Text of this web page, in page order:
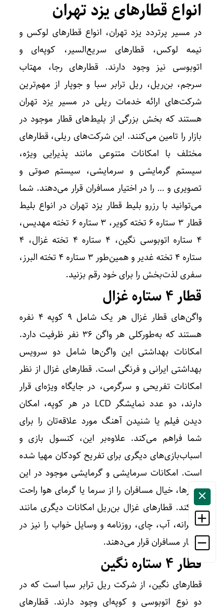
انواع قطارهای یزد تهران
در مسیر پرتردد یزد تهران، انواع قطار‌های لوکس و
نیمه لوکس، قطارهای سریع‌السیر، کوپه‌ای و
اتوبوسی نیز وجود دارند. قطارهای رجا، مهتاب
سرجم، بن‌ریل، ریل ترابر سبا و جوپار از مهم‌ترین
شرکت‌های ارائه خدمات ریلی در مسیر یزد تهران
هستند که بخش بزرگی از بلیط‌های قطار موجود در
بازار را تامین می‌کنند. این شرکت‌های ریلی، قطارهای
مختلف با امکانات متنوعی مانند پذیرایی ویژه،
سیستم گرمایشی و سرمایشی، سیستم صوتی‌ و
تصویری و … را در اختیار مسافران قرار می‌دهند. شما
می‌توانید با رزرو بلیط قطار یزد تهران در انواع بلیط
قطار 3 ستاره ۶ تخته کویر، ۳ ستاره ۶ تخته مهدیس،
۴ ستاره اتوبوسی نگین، 4 ستاره ۴ تخته غزال، ۴
ستاره ۴ تخته غدیر و همین‌طور ۳ ستاره ۴ تخته البرز،
سفری لذت‌بخش را برای خود رقم بزنید.
قطار ۴ ستاره غزال
واگن‌های قطار غزال هر یک شامل ۹ کوپه ۴ نفره
هستند که به‌طورکلی هر واگن ۳۶ نفر ظرفیت دارد.
امکانات بهداشتی این واگن‌ها شامل دو سرویس
بهداشتی ایرانی و فرنگی است. قطارهای غزال از نظر
امکانات تفریحی و سرگرمی، در جایگاه ویژه‌ای قرار
دارند، دو عدد نمایشگر LCD در هر کوپه، امکان
دیدن فیلم یا شنیدن آهنگ مورد علاقه‌تان را برای
شما فراهم می‌کند. علاوه‌بر این، کنسول بازی و
اسباب‌بازی‌های دیگری برای تفریح کودکان مهیا شده
است. امکانات سرمایشی و گرمایشی موجود در این
قطارها، خیال مسافران را از سرما یا گرمای هوا راحت
می‌کند. قطارهای غزال بن‌ریل امکانات دیگری مانند
عصرانه، آب، چای، روزنامه و وسایل خواب را نیز در
اختیار مسافران قرار می‌دهند.
قطار ۴ ستاره نگین
قطارهای نگین، از شرکت ریل ترابر سبا است که در
دو نوع اتوبوسی و کوپه‌ای وجود دارند. قطارهای